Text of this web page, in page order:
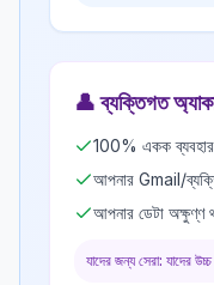
👤ব্যক্তিগত
100% একক
আপনার Gmail/
আপনার ডেটা অক্ষুণ্ণ
যাদের জন্য সেরা: যাদের